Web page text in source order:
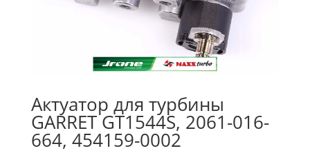
Актуатор для турбины
GARRET GT1544S, 2061-016-
664, 454159-0002